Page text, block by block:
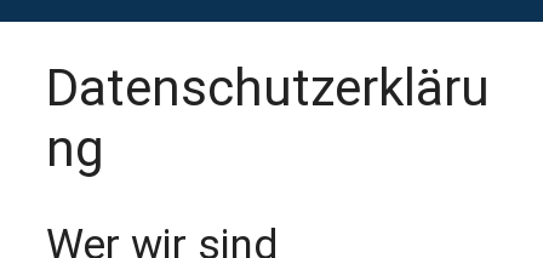
Datenschutzerkläru
ng
Wer wir sind